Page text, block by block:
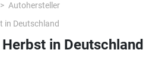
Autohersteller
in Deutschland
in Deutschland